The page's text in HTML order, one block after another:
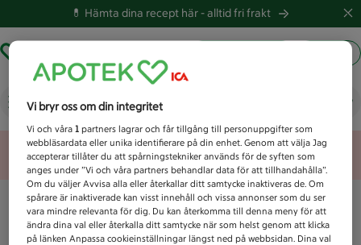
💊 Hämta dina recept här -alltid fri frakt
Vad letar du efter idag?
Unknown error
Vi bryr oss om din integritet
Vi och våra1 partners lagrar och får tillgång till personuppgifter som
webbläsardata eller unika identifierare på din enhet. Genom att välja Jag
accepterar tillåter du att spårningstekniker används för de syften som
anges under ”Vi och våra partners behandlar data för att tillhandahålla”.
Om du väljer Avvisa alla eller återkallar ditt samtycke inaktiveras de. Om
spårare är inaktiverade kan visst innehåll och vissa annonser som du ser
vara mindre relevanta för dig. Du kan återkomma till denna meny för att
ändra dina val eller återkalla ditt samtycke när som helst genom att klicka
på länken Anpassa cookieinställningar längst ned på webbsidan. Dina val